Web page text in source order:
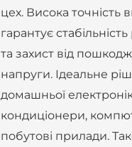
цех. Висока точність
гарантує
та захист від
напруги. Ідеальне
домашньої
кондиціонери,
побутові прилади.